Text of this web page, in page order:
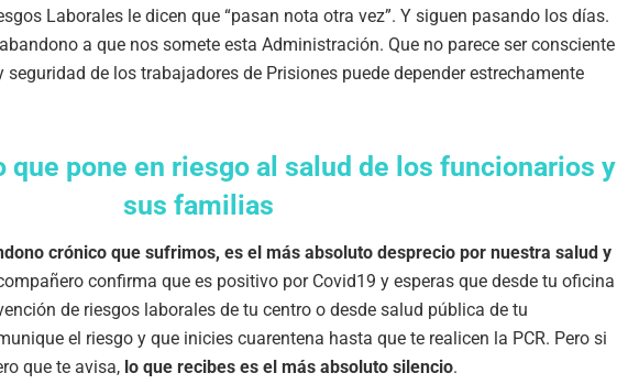
Laborales le dicen que “pasan nota otra vez”. Y siguen pasando los días.
a que nos somete esta Administración. Que no parece ser consciente
seguridad de los trabajadores de Prisiones puede depender estrechamente
que pone en riesgo al salud de los funcionarios y
sus familias
crónico que sufrimos, es el más absoluto desprecio por nuestra salud y
confirma que es positivo por Covid19 y esperas que desde tu oficina
de riesgos laborales de tu centro o desde salud pública de tu
el riesgo y que inicies cuarentena hasta que te realicen la PCR. Pero si
que te avisa, lo que recibes es el más absoluto silencio.